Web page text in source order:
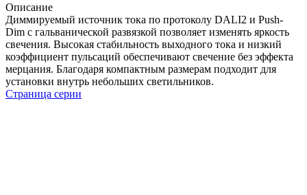
Описание
Диммируемый источник тока по протоколу DALI2 и Push-
Dim с гальванической развязкой позволяет изменять яркость
свечения. Высокая стабильность выходного тока и низкий
коэффициент пульсаций обеспечивают свечение без эффекта
мерцания. Благодаря компактным размерам подходит для
установки внутрь небольших светильников.
Страница серии